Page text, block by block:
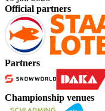
Official partners
Partners
Championship venues